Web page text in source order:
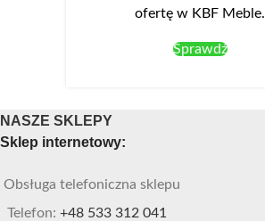
ofertę w KBF Meble.
Sprawdź
NASZE SKLEPY
Sklep internetowy:
Obsługa telefoniczna sklepu
Telefon: +48 533 312 041